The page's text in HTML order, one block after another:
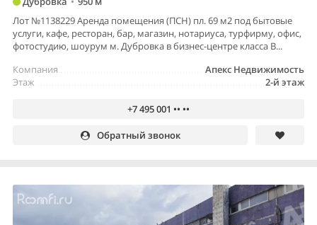
Лот №1138229 Аренда помещения (ПСН) пл. 69 м2 под бытовые
услуги, кафе, ресторан, бар, магазин, нотариуса, турфирму, офис,
фотостудию, шоурум м. Дубровка в бизнес-центре класса В...
Апекс Недвижимость
Компания
2-й этаж
Этаж
+7 495 001 •• ••
Обратный звонок